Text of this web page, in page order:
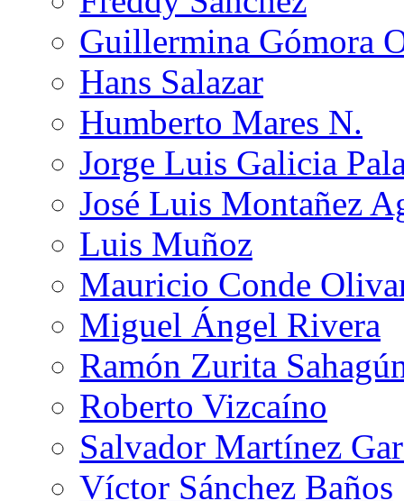
Guillermina Gómora
Hans Salazar
Humberto Mares N.
Jorge Luis Galicia
José Luis Montañez
Luis Muñoz
Mauricio Conde
Miguel Ángel Rivera
Ramón Zurita
Roberto Vizcaíno
Salvador Martínez
Víctor Sánchez Baños